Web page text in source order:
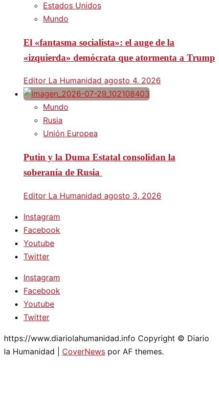
Estados Unidos
Mundo
El «fantasma socialista»: el auge de la
«izquierda» demócrata que atormenta a Trump
Editor La Humanidad agosto 4, 2026
Mundo
Rusia
Unión Europea
Putin y la Duma Estatal consolidan la
soberanía de Rusia
Editor La Humanidad agosto 3, 2026
Instagram
Facebook
Youtube
Twitter
Instagram
Facebook
Youtube
Twitter
https://www.diariolahumanidad.info Copyright © Diario
la Humanidad
CoverNews por AF themes.